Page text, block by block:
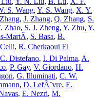
S. Wang, Y. S. Wang, X. Y.
, J. Zhang, Q. Zhang, S.
Zhao, S. J. Zheng, Y. Zhu, Y.
MartÃ­, S. Basa, B.
, R. Cherkaoui El
C. Distefano, I. Di Palma, A.
, P. Gay, V. Giordano, H.
, G. Illuminati, C. W.
, D. LefÃ¨vre, E.
, E. Nezri, M.